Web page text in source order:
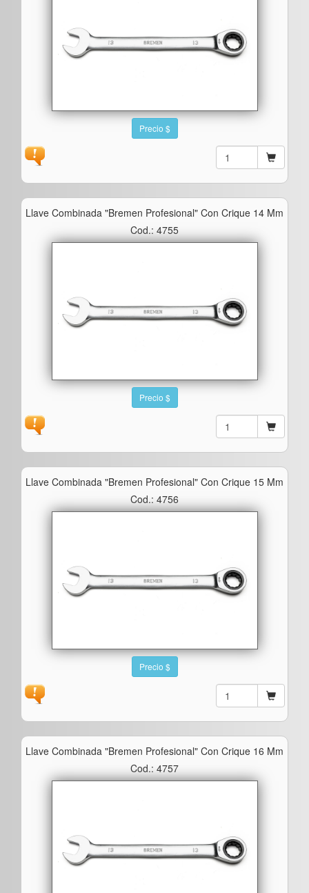
Precio $
Llave Combinada "bremen Profesional" Con Crique 14 Mm
Cod.: 4755
Precio $
Llave Combinada "bremen Profesional" Con Crique 15 Mm
Cod.: 4756
Precio $
Llave Combinada "bremen Profesional" Con Crique 16 Mm
Cod.: 4757